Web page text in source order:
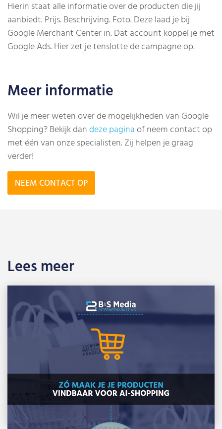
Hierin staat alle informatie over de producten die jij
aanbiedt. Prijs. Beschrijving. Foto. Deze laad je bij
Google Merchant Center in. Dat account koppel je met
Google Ads. Hier zet je tenslotte de campagne op.
Meer informatie
Wil je meer weten over de mogelijkheden van Google
Shopping? Bekijk dandeze paginaof neem contact op
met één van onze specialisten. Zij helpen je graag
verder!
NEEM CONTACT OP
Lees meer